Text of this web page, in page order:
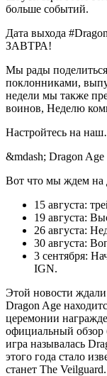
больше событий.
Дата выхода
ЗАВТРА!
Мы рады
поклонниками,
недели мы также
воинов, Неделю
Настройтесь на
&mdash; Dragon Age
Вот что мы ждем на
15 августа:
19 августа:
26 августа:
30 августа:
3 сентября:
IGN.
Этой новости
Dragon Age
церемонии
официальный обзор
игра называлась
этого года стало
станет The